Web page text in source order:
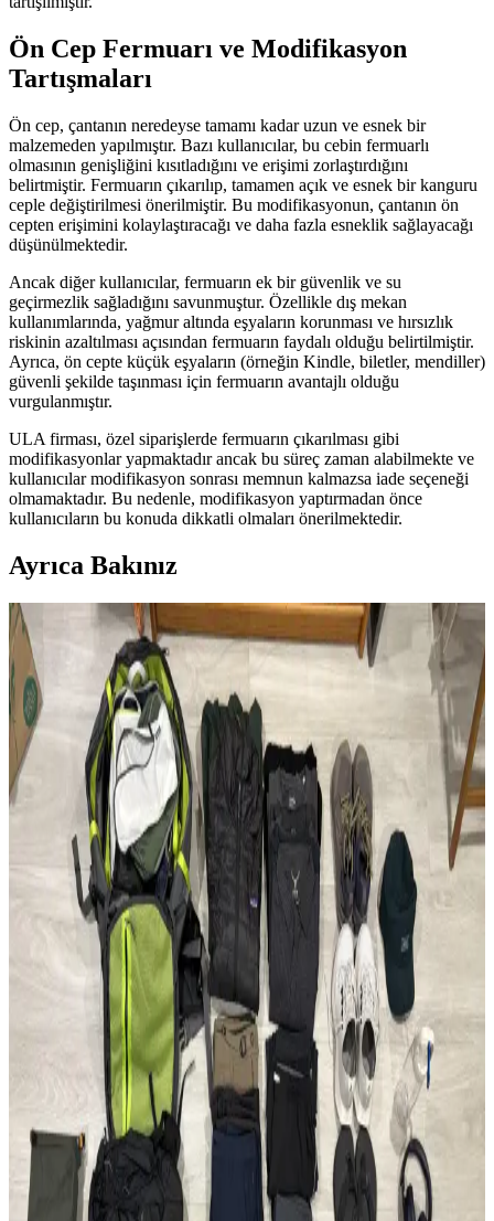
Ön Cep Fermuarı ve Modifikasyon
Tartışmaları
Ön cep, çantanın neredeyse tamamı kadar uzun ve esnek bir
malzemeden yapılmıştır. Bazı kullanıcılar, bu cebin fermuarlı
olmasının genişliğini kısıtladığını ve erişimi zorlaştırdığını
belirtmiştir. Fermuarın çıkarılıp, tamamen açık ve esnek bir kanguru
ceple değiştirilmesi önerilmiştir. Bu modifikasyonun, çantanın ön
cepten erişimini kolaylaştıracağı ve daha fazla esneklik sağlayacağı
düşünülmektedir.
Ancak diğer kullanıcılar, fermuarın ek bir güvenlik ve su
geçirmezlik sağladığını savunmuştur. Özellikle dış mekan
kullanımlarında, yağmur altında eşyaların korunması ve hırsızlık
riskinin azaltılması açısından fermuarın faydalı olduğu belirtilmiştir.
Ayrıca, ön cepte küçük eşyaların (örneğin Kindle, biletler, mendiller)
güvenli şekilde taşınması için fermuarın avantajlı olduğu
vurgulanmıştır.
ULA firması, özel siparişlerde fermuarın çıkarılması gibi
modifikasyonlar yapmaktadır ancak bu süreç zaman alabilmekte ve
kullanıcılar modifikasyon sonrası memnun kalmazsa iade seçeneği
olmamaktadır. Bu nedenle, modifikasyon yaptırmadan önce
kullanıcıların bu konuda dikkatli olmaları önerilmektedir.
Ayrıca Bakınız
Modifiye Edilmiş Vintage REI Sırt Çantası: Hafiflik
ve Fonksiyonellik Üzerine Teknik İnceleme
Vintage REI sırt çantasının modifikasyonları, hafiflik ve
fonksiyonelliği artırarak günlük kullanım ve seyahat için optimize
edilmiştir. Teknik müdahaleler ergonomi ve dayanıklılığı
güçlendirmektedir.
Çoklu Sırt Çantası Koleksiyonu ve Onebag Seyahat
Konseptinde Kullanım İncelemesi
Çeşitli sırt çantalarının kullanım alanları, özellikleri ve onebag
seyahat konseptindeki rolleri incelenerek, ideal çanta seçimi ve
fonksiyonellik dengesi üzerine kapsamlı bilgiler sunulmaktadır.
Fjällräven Kånken 16L ile 15 Günlük Yaz
Seyahatinde Hafif ve Verimli Paketleme
Fjällräven Kånken 16L sırt çantasıyla 15 günlük yaz seyahati için
hafif ve düzenli paketleme yöntemleri, ergonomik özellikler ve
seyahat deneyimleri detaylandırılıyor.
22.5L ve Kişisel Eşya ile Seyahat veya Tek 30L Sırt
Çantası Tercihi: Hava Yolu Kısıtlamaları ve Konfor
Seyahatlerde 22.5L sırt çantası ve kişisel eşya kombinasyonu ile tek
28-30L sırt çantası arasındaki avantajlar, hava yolu kısıtlamaları ve
taşıma konforu açısından karşılaştırılıyor.